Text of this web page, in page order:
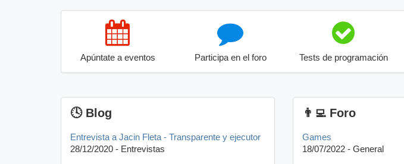
Apúntate a eventos Participa en el foro Tests de programación
🕓 Blog
Entrevista a Jacin Fleta - Transparente y ejecutor
28/12/2020 - Entrevistas
👨‍💻 Foro
Games
18/07/2022 - General